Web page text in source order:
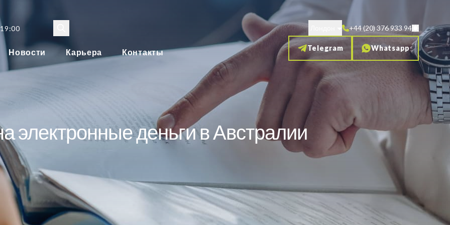
Новости Карьера Контакты
+44 (20) 376 933 94
Telegram Whatsapp
электронные деньги в Австралии